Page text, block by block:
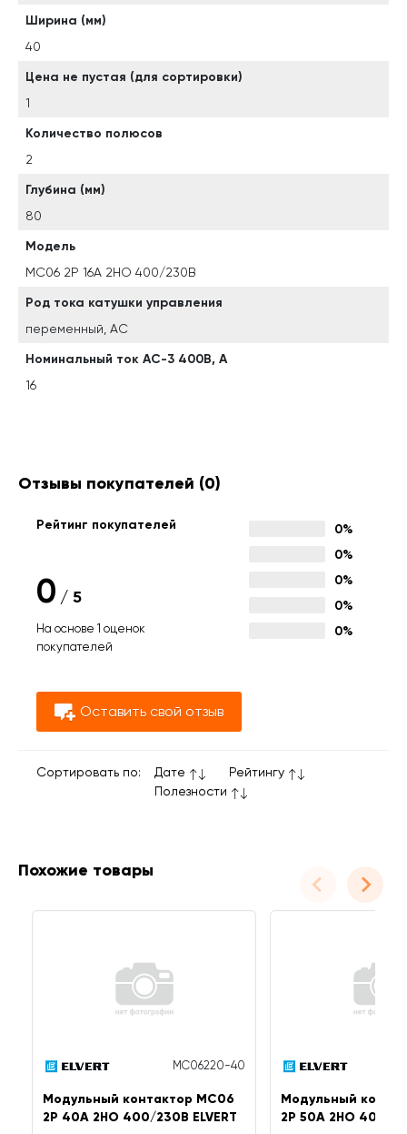
Ширина (мм)
40
Цена не пустая (для сортировки)
1
Количество полюсов
2
Глубина (мм)
80
Модель
MC06 2Р 16А 2НО 400/230B
Род тока катушки управления
переменный, АС
Номинальный ток АС-3 400В, А
16
Отзывы покупателей (0)
Рейтинг покупателей
0 / 5
На основе 1 оценок
покупателей
0%
0%
0%
0%
0%
Оставить свой отзыв
Сортировать по: Дате
Рейтингу
Полезности
Похожие товары
MC06220-40
Модульный контактор MC06
2Р 40А 2НО 400/230B ELVERT
Модульный
2Р 50А 2НО 400/